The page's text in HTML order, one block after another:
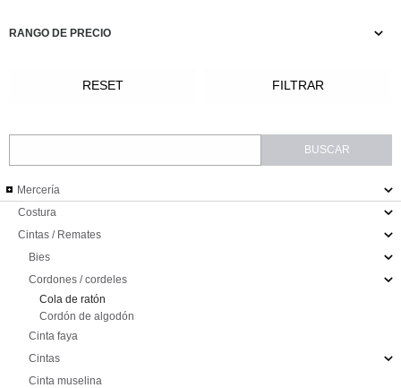
RANGO DE PRECIO
Mercería
Costura
Cintas / Remates
Bies
Cordones / cordeles
Cola de ratón
Cordón de algodón
Cinta faya
Cintas
Cinta muselina